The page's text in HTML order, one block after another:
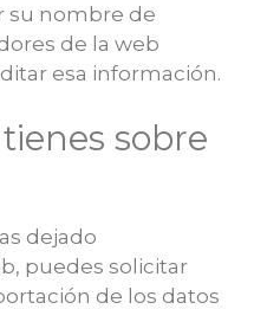
su nombre de
de la web
esa información.
sobre
dejado
puedes solicitar
de los datos